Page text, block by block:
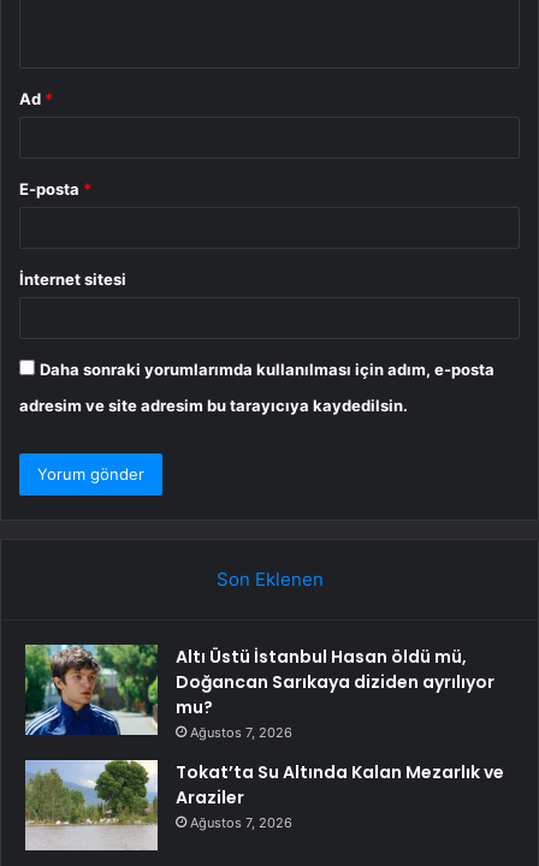
Ad *
E-posta *
İnternet sitesi
Daha sonraki yorumlarımda kullanılması için adım, e-posta
adresim ve site adresim bu tarayıcıya kaydedilsin.
Son Eklenen
Altı Üstü İstanbul Hasan öldü mü,
Doğancan Sarıkaya diziden ayrılıyor
mu?
Ağustos 7, 2026
Tokat’ta Su Altında Kalan Mezarlık ve
Araziler
Ağustos 7, 2026